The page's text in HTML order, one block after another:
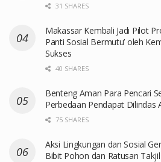
31 SHARES
Makassar Kembali Jadi Pilot
Panti Sosial Bermutu’ oleh
Sukses
40 SHARES
Benteng Aman Para Pencari
Perbedaan Pendapat Dilindas
75 SHARES
Aksi Lingkungan dan Sosial
Bibit Pohon dan Ratusan